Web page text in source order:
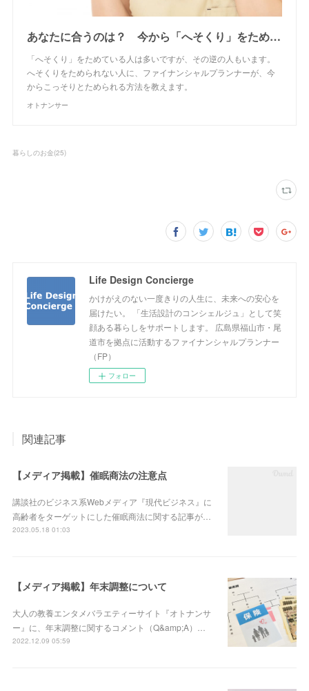
あなたに合うのは？ 今から「へそくり」をためたい人注目の方法5選 | オトナンサー
「へそくり」をためている人は多いですが、その逆の人もいます。
へそくりをためられない人に、ファイナンシャルプランナーが、今
からこっそりとためられる方法を教えます。
オトナンサー
暮らしのお金(25)
Life Design Concierge
かけがえのない一度きりの人生に、未来への安心を
届けたい。 「生活設計のコンシェルジュ」として笑
顔ある暮らしをサポートします。 広島県福山市・尾
道市を拠点に活動するファイナンシャルプランナー
（FP）
フォロー
関連記事
【メディア掲載】催眠商法の注意点
講談社のビジネス系Webメディア『現代ビジネス』に
高齢者をターゲットにした催眠商法に関する記事が…
2023.05.18 01:03
【メディア掲載】年末調整について
大人の教養エンタメバラエティーサイト『オトナンサ
ー』に、年末調整に関するコメント（Q&amp;A）…
2022.12.09 05:59